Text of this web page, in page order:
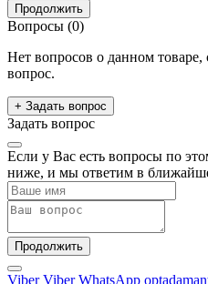
Продолжить
Вопросы (0)
Нет вопросов о данном товаре,
вопрос.
+ Задать вопрос
Задать вопрос
Если у Вас есть вопросы по
ниже, и мы ответим в
Продолжить
Viber Viber WhatsApp